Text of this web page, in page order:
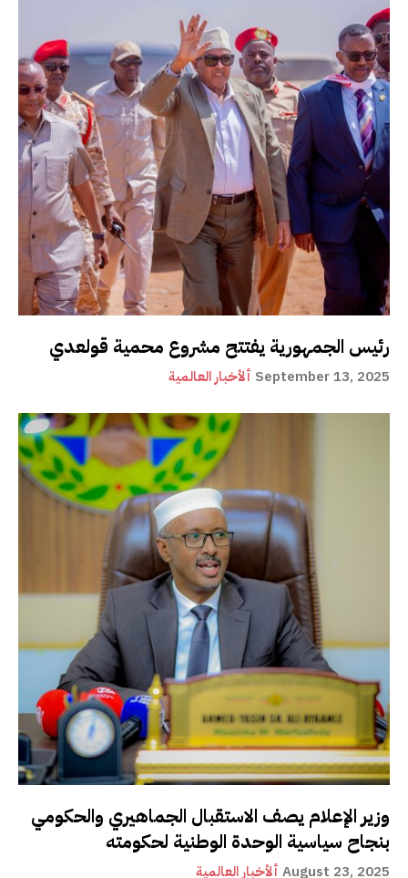
رئيس الجمهورية يفتتح مشروع محمية قولعدي
ألأخبار العالمية September 13, 2025
وزير الإعلام يصف الاستقبال الجماهيري والحكومي
بنجاح سياسية الوحدة الوطنية لحكومته
ألأخبار العالمية August 23, 2025